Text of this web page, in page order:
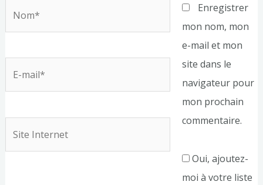
Enregistrer
mon nom, mon
e-mail et mon
site dans le
navigateur pour
mon prochain
commentaire.
Oui, ajoutez-
moi à votre liste